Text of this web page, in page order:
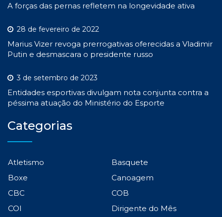
A forças das pernas refletem na longevidade ativa
28 de fevereiro de 2022
Marius Vizer revoga prerrogativas oferecidas a Vladimir
Putin e desmascara o presidente russo
3 de setembro de 2023
Entidades esportivas divulgam nota conjunta contra a
péssima atuação do Ministério do Esporte
Categorias
Atletismo
Basquete
Boxe
Canoagem
CBC
COB
COI
Dirigente do Mês